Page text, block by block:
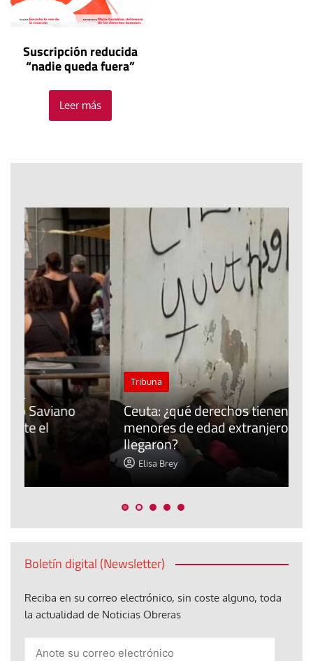
Suscripción reducida
“nadie queda fuera”
Leer más
Tribuna
Ceuta: ¿qué derechos tienen los
menores de edad extranjeros que
Boletín digital (Newsletter)
Reciba en su correo electrónico, sin coste alguno, toda
la actualidad de Noticias Obreras